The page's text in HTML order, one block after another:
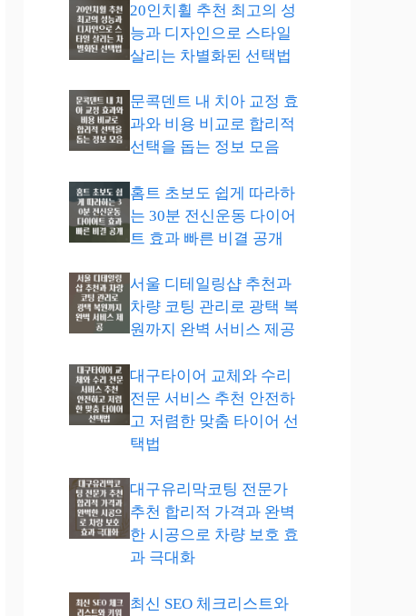
20인치휠 추천 최고의 성
능과 디자인으로 스타일
살리는 차별화된 선택법
문콕덴트 내 치아 교정 효
과와 비용 비교로 합리적
선택을 돕는 정보 모음
홈트 초보도 쉽게 따라하
는 30분 전신운동 다이어
트 효과 빠른 비결 공개
서울 디테일링샵 추천과
차량 코팅 관리로 광택 복
원까지 완벽 서비스 제공
대구타이어 교체와 수리
전문 서비스 추천 안전하
고 저렴한 맞춤 타이어 선
택법
대구유리막코팅 전문가
추천 합리적 가격과 완벽
한 시공으로 차량 보호 효
과 극대화
최신 SEO 체크리스트와